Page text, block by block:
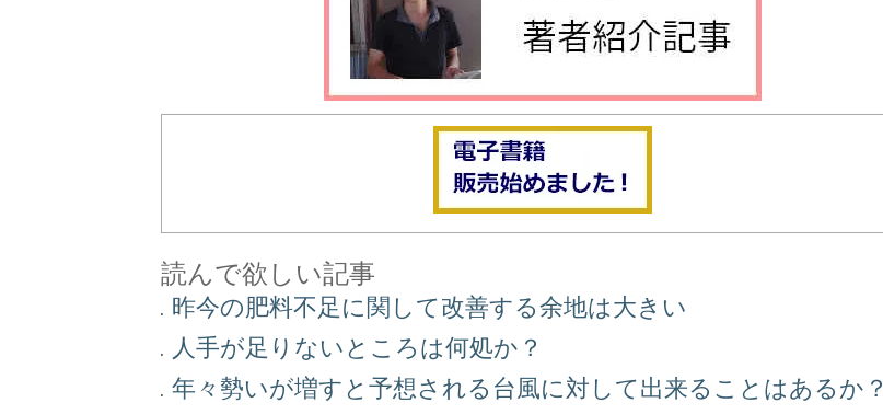
読んで欲しい記事
昨今の肥料不足に関して改善する余地は大きい
人手が足りないところは何処か？
年々勢いが増すと予想される台風に対して出来ることはあるか？